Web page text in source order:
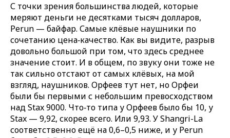
С точки зрения большинства людей, которые
меряют деньги не десятками тысяч долларов,
Perun — байфар. Самые клёвые наушники по
сочетанию цена‑качество. Как вы видите, разрыв
довольно большой при том, что здесь среднее
значение стоит. И в общем, по звуку они тоже не
так сильно отстают от самых клёвых, на мой
взгляд, наушников. Орфеев тут нет, но Орфеи
были бы первыми с небольшим превосходством
над Stax 9000. Что‑то типа у Орфеев было бы 10, у
Stax — 9,92, скорее всего. Или 9,93. У Shangri-La
соответственно ещё на 0,6–0,5 ниже, и у Perun